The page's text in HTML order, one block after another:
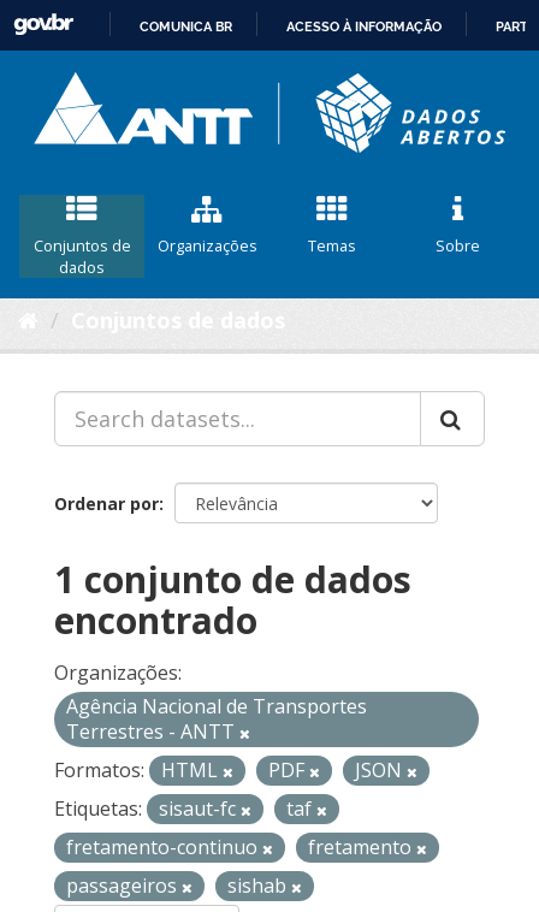
CONTEÚDO
COMUNICA BR ACESSO À INFORMAÇÃO
Conjuntos de
dados
Organizações Temas Sobre
Ordenar por
1 conjunto de dados
encontrado
Organizações:
Agência Nacional de Transportes
Terrestres - ANTT
Formatos:
HTML PDF
JSON
Etiquetas:
sisaut-fc
taf
fretamento-continuo
fretamento
passageiros
sishab